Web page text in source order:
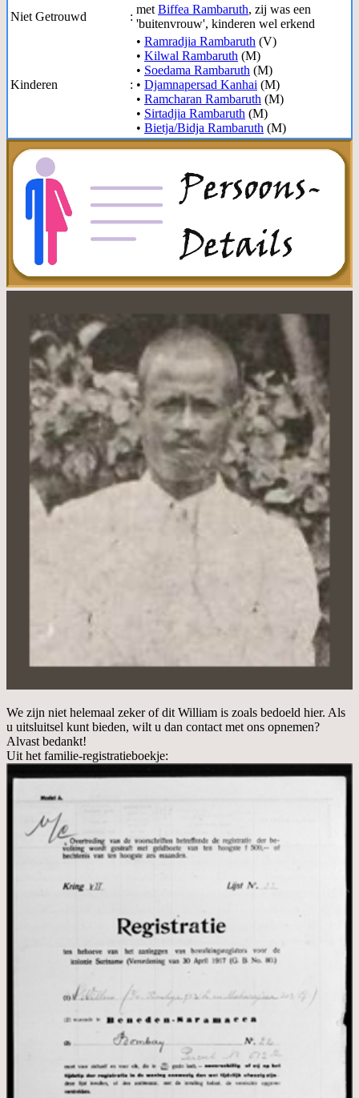
Niet Getrouwd
:
met Biffea Rambaruth, zij was een
'buitenvrouw', kinderen wel erkend
Kinderen :
• Ramradjia Rambaruth (V)
• Kilwal Rambaruth (M)
• Soedama Rambaruth (M)
• Djamnapersad Kanhai (M)
• Ramcharan Rambaruth (M)
• Sirtadjia Rambaruth (M)
• Bietja/Bidja Rambaruth (M)
We zijn niet helemaal zeker of dit William is zoals bedoeld hier. Als
u uitsluitsel kunt bieden, wilt u dan contact met ons opnemen?
Alvast bedankt!
Uit het familie-registratieboekje: